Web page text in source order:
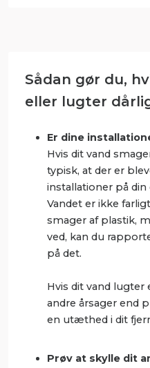
Sådan gør du,
eller lugter
Er dine
Hvis dit vand
typisk, at der er
installationer på din
Vandet er ikke
smager af plastik,
ved, kan du
på det.
Hvis dit vand lugter
andre årsager end
en utæthed i dit
Prøv at skylle dit